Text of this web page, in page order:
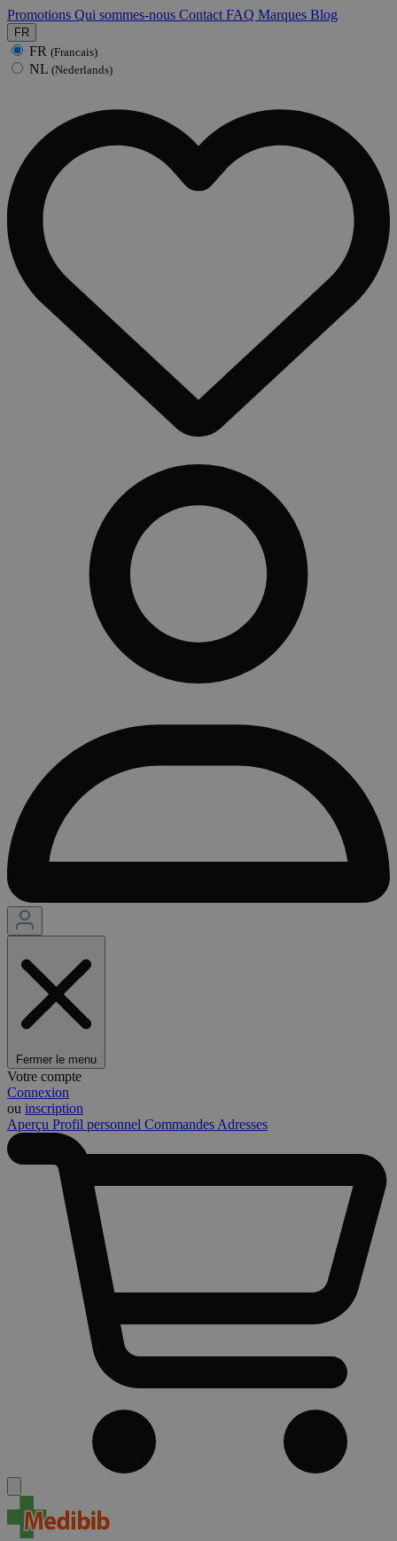
Promotions Qui sommes-nous Contact FAQ Marques Blog
FR
FR (Francais)
NL (Nederlands)
Fermer le menu
Votre compte
Connexion
ou inscription
Aperçu Profil personnel Commandes Adresses